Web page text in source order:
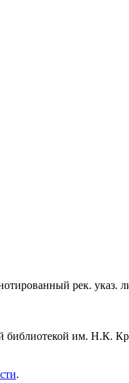
рек.
библиотекой им. Н.К.
.